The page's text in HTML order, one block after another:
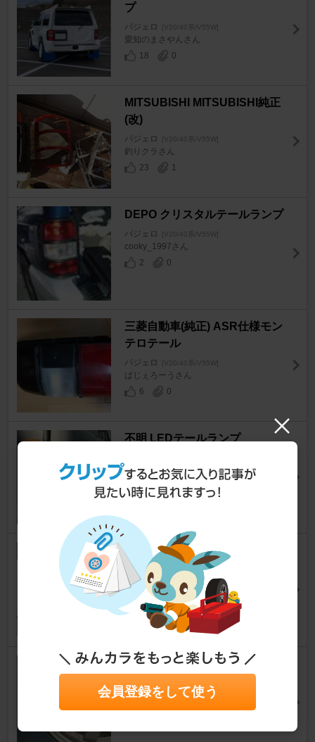
プ
パジェロ [V20/40系/V55W]
愛知のまさやんさん
18
0
MITSUBISHI MITSUBISHI純正
(改)
パジェロ [V20/40系/V55W]
釣りクラさん
23
1
DEPO クリスタルテールランプ
パジェロ [V20/40系/V55W]
cooky_1997さん
2
0
三菱自動車(純正) ASR仕様モン
テロテール
パジェロ [V20/40系/V55W]
ぱじぇろーうさん
6
0
不明 LEDテールランプ
KAJI＠V45Wさん
19
0
不明 三菱 パジェロ V20,V40,V5
0 LEDコンビクリア テールラン
プ
パジェロ [V20/40系/V55W]
bou43さん
0
brembo 4pot キャリパー
パジェロ
影総長さん
16
会員登録をして使う